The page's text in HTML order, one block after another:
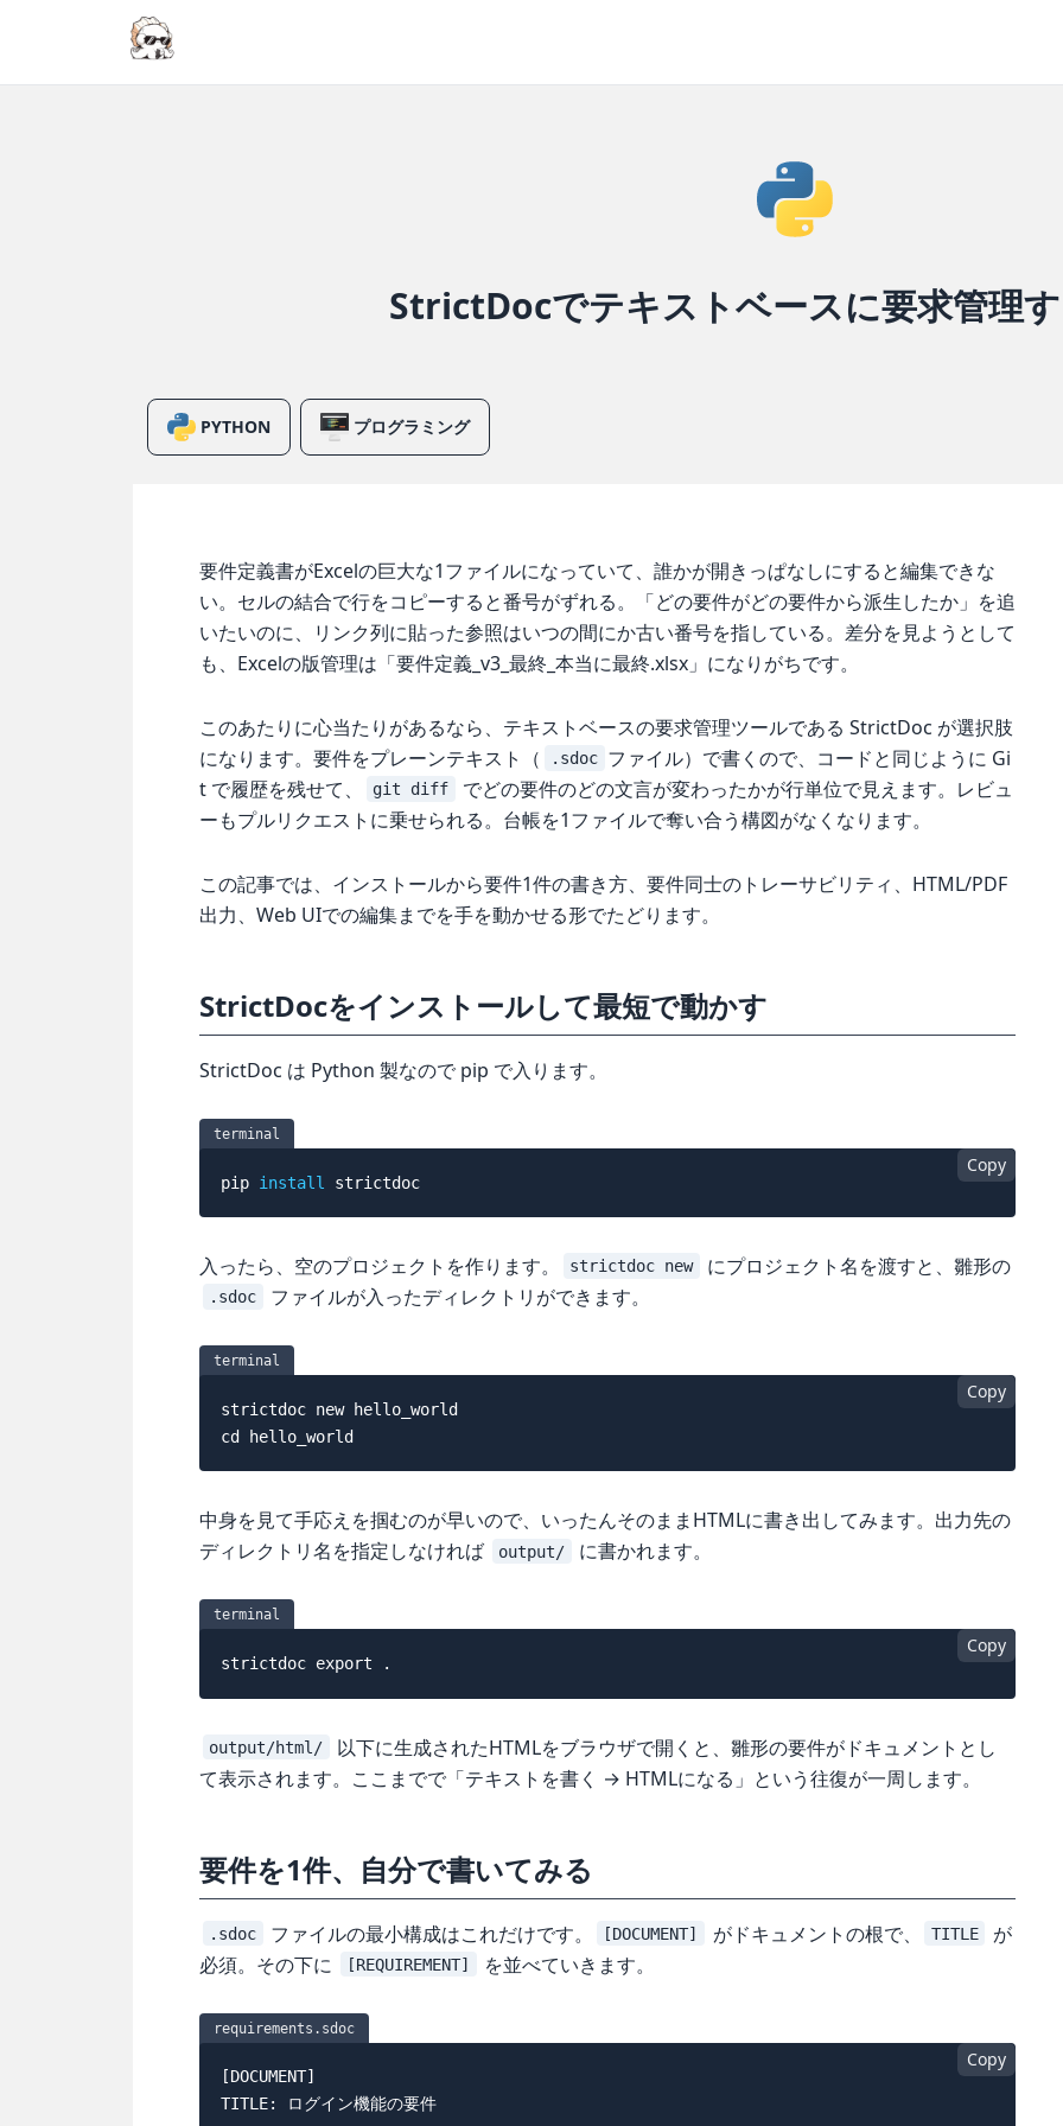
StrictDocでテキストベースに要求管理
PYTHON プログラミング
要件定義書がExcelの巨大な1ファイルになっていて、誰かが開きっぱなしにすると編集できな
い。セルの結合で行をコピーすると番号がずれる。「どの要件がどの要件から派生したか」を追
いたいのに、リンク列に貼った参照はいつの間にか古い番号を指している。差分を見ようとして
も、Excelの版管理は「要件定義_v3_最終_本当に最終.xlsx」になりがちです。
このあたりに心当たりがあるなら、テキストベースの要求管理ツールである StrictDoc が選択肢
になります。要件をプレーンテキスト（
.sdoc ファイル）で書くので、コードと同じように Gi
t で履歴を残せて、
git diff
でどの要件のどの文言が変わったかが行単位で見えます。レビュ
ーもプルリクエストに乗せられる。台帳を1ファイルで奪い合う構図がなくなります。
この記事では、インストールから要件1件の書き方、要件同士のトレーサビリティ、HTML/PDF
出力、Web UIでの編集までを手を動かせる形でたどります。
StrictDocをインストールして最短で動かす
StrictDoc は Python 製なので pip で入ります。
terminal
Copy
pip install strictdoc
入ったら、空のプロジェクトを作ります。 strictdoc new にプロジェクト名を渡すと、雛形の
.sdoc ファイルが入ったディレクトリができます。
terminal
Copy
cd
中身を見て手応えを掴むのが早いので、いったんそのままHTMLに書き出してみます。出力先の
ディレクトリ名を指定しなければ
output/ に書かれます。
terminal
Copy
strictdoc export .
output/html/
以下に生成されたHTMLをブラウザで開くと、雛形の要件がドキュメントとし
て表示されます。ここまでで「テキストを書く → HTMLになる」という往復が一周します。
要件を1件、自分で書いてみる
.sdoc ファイルの最小構成はこれだけです。 [DOCUMENT] がドキュメントの根で、 TITLE
が
必須。その下に
[REQUIREMENT] を並べていきます。
requirements.sdoc
Copy
[DOCUMENT]
TITLE: ログイン機能の要件